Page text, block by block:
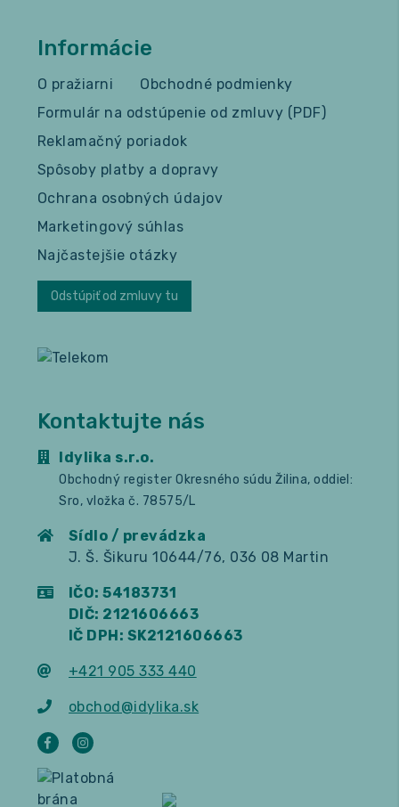
Informácie
O pražiarni
Obchodné podmienky
Formulár na odstúpenie od zmluvy (PDF)
Reklamačný poriadok
Spôsoby platby a dopravy
Ochrana osobných údajov
Marketingový súhlas
Najčastejšie otázky
Odstúpiť od zmluvy tu
Kontaktujte nás
Idylika s.r.o.
Obchodný register Okresného súdu Žilina, oddiel:
Sro, vložka č. 78575/L
Sídlo / prevádzka
J. Š. Šikuru 10644/76, 036 08 Martin
IČO: 54183731
DIČ: 2121606663
IČ DPH: SK2121606663
+421 905 333 440
obchod@idylika.sk